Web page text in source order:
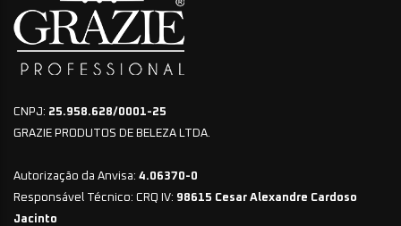
CNPJ: 25.958.628/0001-25
GRAZIE PRODUTOS DE BELEZA LTDA.
Autorização da Anvisa: 4.06370-0
Responsável Técnico: CRQ IV: 98615 Cesar Alexandre Cardoso
Jacinto